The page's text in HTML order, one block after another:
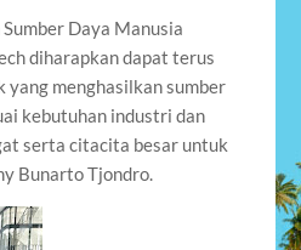
Daya Manusia
diharapkan dapat terus
menghasilkan sumber
kebutuhan industri dan
serta citacita besar untuk
Bunarto Tjondro.